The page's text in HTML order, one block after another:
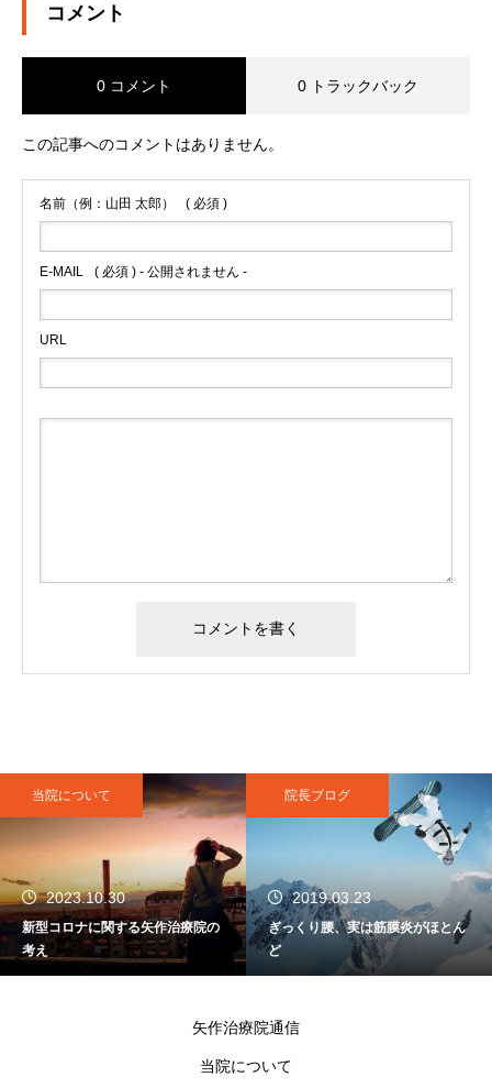
コメント
0 コメント 0 トラックバック
この記事へのコメントはありません。
名前（例：山田 太郎） ( 必須 )
E-MAIL ( 必須 ) - 公開されません -
URL
当院について
2023.10.30
新型コロナに関する矢作治療院の
考え
院長ブログ
2019.03.23
ぎっくり腰、実は筋膜炎がほとん
ど
矢作治療院通信
当院について